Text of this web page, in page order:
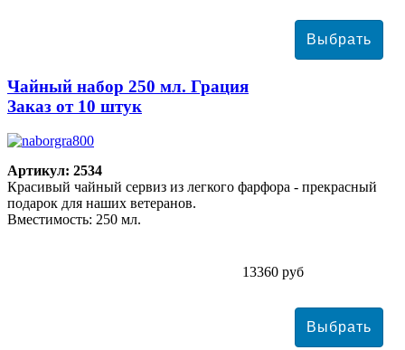
Чайный набор 250 мл. Грация
Заказ от 10 штук
Артикул: 2534
Красивый чайный сервиз из легкого фарфора - прекрасный
подарок для наших ветеранов.
Вместимость: 250 мл.
13360 руб